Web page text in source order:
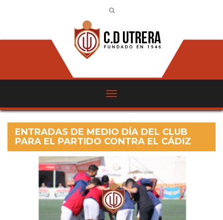
ENTRADAS DE MEDIO DÍA DEL CLUB
PARA EL PARTIDO CONTRA EL CÁDIZ